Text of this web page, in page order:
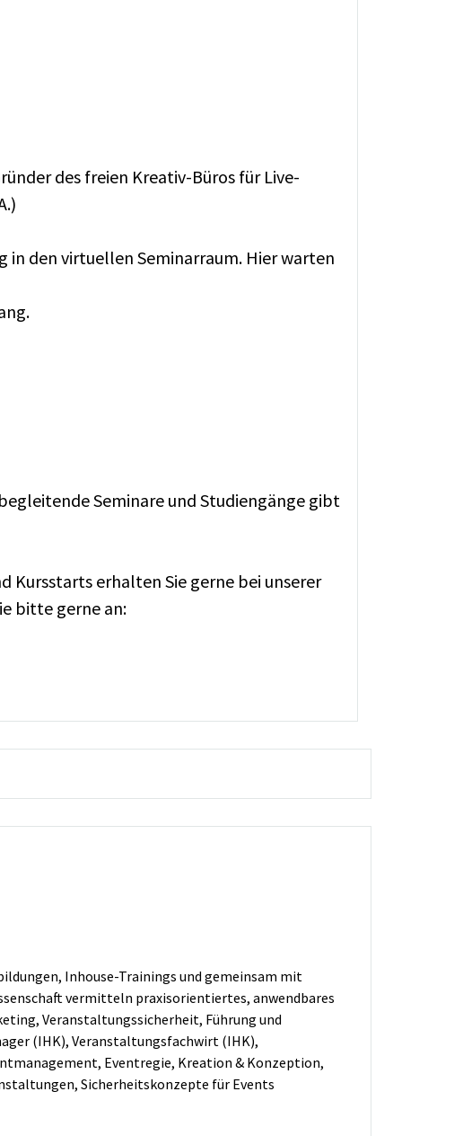
des freien Kreativ-Büros für Live-
in den virtuellen Seminarraum. Hier warten
Seminare und Studiengänge gibt
Kursstarts erhalten Sie gerne bei unserer
bitte gerne an:
Inhouse-Trainings und gemeinsam mit
vermitteln praxisorientiertes, anwendbares
Veranstaltungssicherheit, Führung und
(IHK), Veranstaltungsfachwirt (IHK),
Eventregie, Kreation & Konzeption,
Sicherheitskonzepte für Events